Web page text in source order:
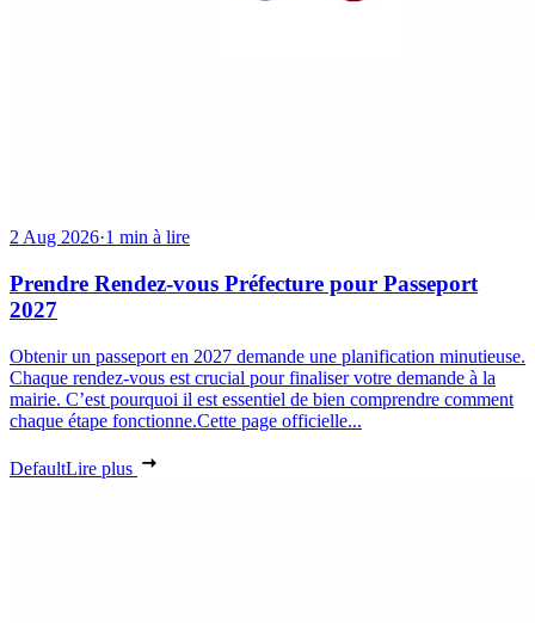
2 Aug 2026·1 min à lire
Prendre Rendez-vous Préfecture pour Passeport
2027
Obtenir un passeport en 2027 demande une planification minutieuse.
Chaque rendez-vous est crucial pour finaliser votre demande à la
mairie. C’est pourquoi il est essentiel de bien comprendre comment
chaque étape fonctionne.Cette page officielle...
DefaultLire plus